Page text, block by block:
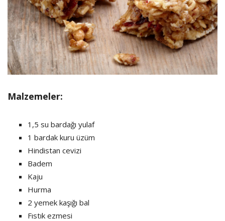
Malzemeler:
1,5 su bardağı yulaf
1 bardak kuru üzüm
Hindistan cevizi
Badem
Kaju
Hurma
2 yemek kaşığı bal
Fıstık ezmesi